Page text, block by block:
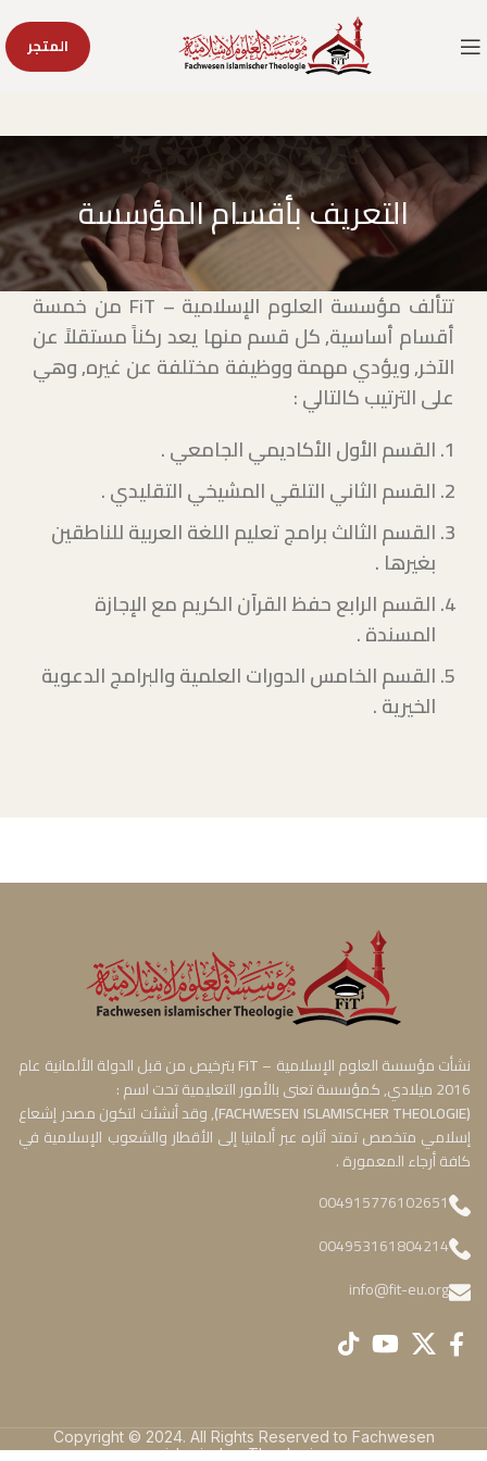
المتجر
التعريف بأقسام المؤسسة
تتألف مؤسسة العلوم الإسلامية – FiT من خمسة
أقسام أساسية, كل قسم منها يعد ركناً مستقلاً عن
الآخر, ويؤدي مهمة ووظيفة مختلفة عن غيره, وهي
على الترتيب كالتالي :
القسم الأول الأكاديمي الجامعي .
القسم الثاني التلقي المشيخي التقليدي .
القسم الثالث برامج تعليم اللغة العربية للناطقين
بغيرها .
القسم الرابع حفظ القرآن الكريم مع الإجازة
المسندة .
القسم الخامس الدورات العلمية والبرامج الدعوية
الخيرية .
نشأت مؤسسة العلوم الإسلامية –FiTبترخيص من قبل الدولة الألمانية عام
2016 ميلادي, كمؤسسة تعنى بالأمور التعليمية تحت اسم :
(
FACHWESEN ISLAMISCHER THEOLOGIE
), وقد أنشئت لتكون مصدر إشعاع
إسلامي متخصص تمتد آثاره عبر ألمانيا إلى الأقطار والشعوب الإسلامية في
كافة أرجاء المعمورة .
004915776102651
004953161804214
info@fit-eu.org
Copyright © 2024. All Rights Reserved to Fachwesen
islamischer Theologie